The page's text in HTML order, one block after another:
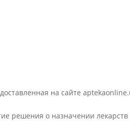
на сайте
решения о назначении